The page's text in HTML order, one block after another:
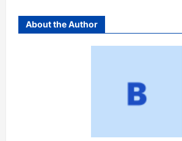
About the Author